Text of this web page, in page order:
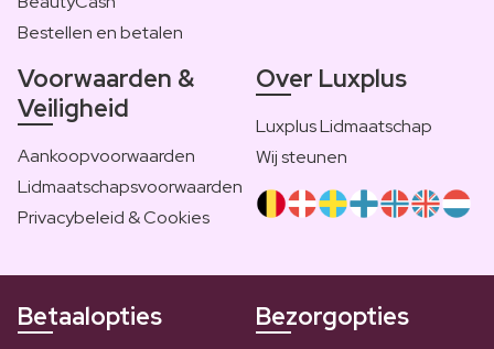
Bestellen en betalen
Voorwaarden &
Veiligheid
Aankoopvoorwaarden
Lidmaatschapsvoorwaarden
Privacybeleid & Cookies
Over Luxplus
Luxplus Lidmaatschap
Wij steunen
Betaalopties Bezorgopties